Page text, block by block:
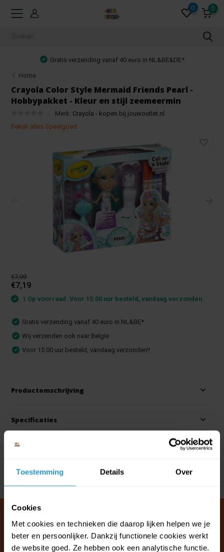
Toestemming Details Over
Cookies
Met cookies en technieken die daarop lijken helpen we je
beter en persoonlijker. Dankzij functionele cookies werkt
de website goed. Ze hebben ook een analytische functie.
0 0
Gratis verzending vanaf 40 euro in NL&BE&DE*
Home
Crayola Color Style Mermaid Friends Pearl -
Hobbypakket - Kleur en stijl zeemeermin
Merk: Crayola - kopen bij jouwoutlet.nl
Bekijk alles Speelgoed
€7,99
€7,19
1 Op voorraad: Voor 15:00 uur besteld, vandaag verzonden
Gratis verzending vanaf 40 euro in NL&BE*
Wij verzenden ook naar Belgie
Voor 15.00 uur besteld, vandaag verzonden!!
Productomschrijving
Specificaties
Reviews
Klantenservice & FAQ